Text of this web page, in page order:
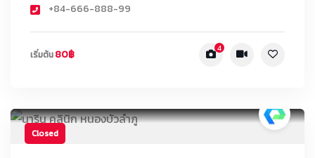
+84-666-888-99
เริ่มต้น80฿ 4
Closed